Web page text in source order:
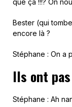
que ça !!!? On
Bester (qui
encore là ?
Stéphane : On a
Ils ont
Stéphane : Ah